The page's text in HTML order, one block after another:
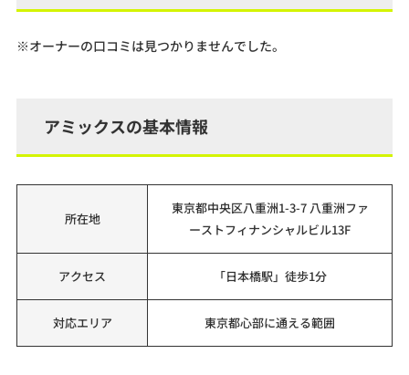
※オーナーの口コミは見つかりませんでした。
アミックスの基本情報
所在地
東京都中央区八重洲1-3-7 八重洲ファ
ーストフィナンシャルビル13F
アクセス 「日本橋駅」徒歩1分
対応エリア 東京都心部に通える範囲